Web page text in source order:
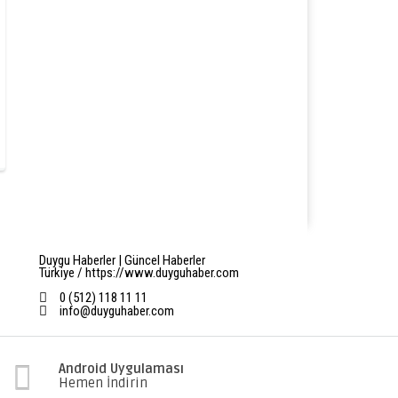
Duygu Haberler | Güncel Haberler
Türkiye / https://www.duyguhaber.com
0 (512) 118 11 11
info@duyguhaber.com
Android Uygulaması
Hemen İndirin